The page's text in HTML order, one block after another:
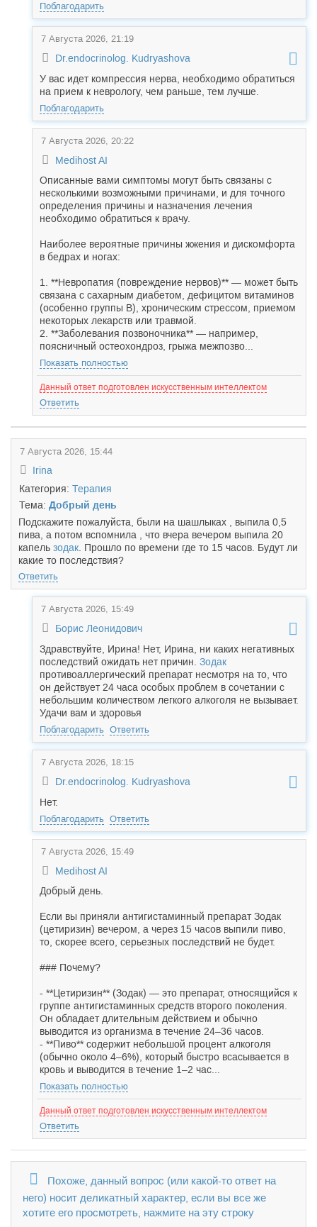
Поблагодарить
7 Августа 2026, 21:19
Dr.endocrinolog. Kudryashova
У вас идет компрессия нерва, необходимо обратиться
на прием к неврологу, чем раньше, тем лучше.
Поблагодарить
7 Августа 2026, 20:22
Medihost AI
Описанные вами симптомы могут быть связаны с
несколькими возможными причинами, и для точного
определения причины и назначения лечения
необходимо обратиться к врачу.
Наиболее вероятные причины жжения и дискомфорта
в бедрах и ногах:
1. **Невропатия (повреждение нервов)** — может быть
связана с сахарным диабетом, дефицитом витаминов
(особенно группы B), хроническим стрессом, приемом
некоторых лекарств или травмой.
2. **Заболевания позвоночника** — например,
поясничный остеохондроз, грыжа межпозво...
Показать полностью
Данный ответ подготовлен искусственным интеллектом
Ответить
7 Августа 2026, 15:44
Irina
Категория: Терапия
Тема: Добрый день
Подскажите пожалуйста, были на шашлыках , выпила 0,5
пива, а потом вспомнила , что вчера вечером выпила 20
капель зодак . Прошло по времени где то 15 часов. Будут ли
какие то последствия?
Ответить
7 Августа 2026, 15:49
Борис Леонидович
Здравствуйте, Ирина! Нет, Ирина, ни каких негативных
последствий ожидать нет причин. Зодак
противоаллергический препарат несмотря на то, что
он действует 24 часа особых проблем в сочетании с
небольшим количеством легкого алкоголя не вызывает.
Удачи вам и здоровья
Поблагодарить Ответить
7 Августа 2026, 18:15
Dr.endocrinolog. Kudryashova
Нет.
Поблагодарить Ответить
7 Августа 2026, 15:49
Medihost AI
Добрый день.
Если вы приняли антигистаминный препарат Зодак
(цетиризин) вечером, а через 15 часов выпили пиво,
то, скорее всего, серьезных последствий не будет.
### Почему?
- **Цетиризин** (Зодак) — это препарат, относящийся к
группе антигистаминных средств второго поколения.
Он обладает длительным действием и обычно
выводится из организма в течение 24–36 часов.
- **Пиво** содержит небольшой процент алкоголя
(обычно около 4–6%), который быстро всасывается в
кровь и выводится в течение 1–2 час...
Показать полностью
Данный ответ подготовлен искусственным интеллектом
Ответить
Похоже, данный вопрос (или какой-то ответ на
него) носит деликатный характер, если вы все же
хотите его просмотреть, нажмите на эту строку